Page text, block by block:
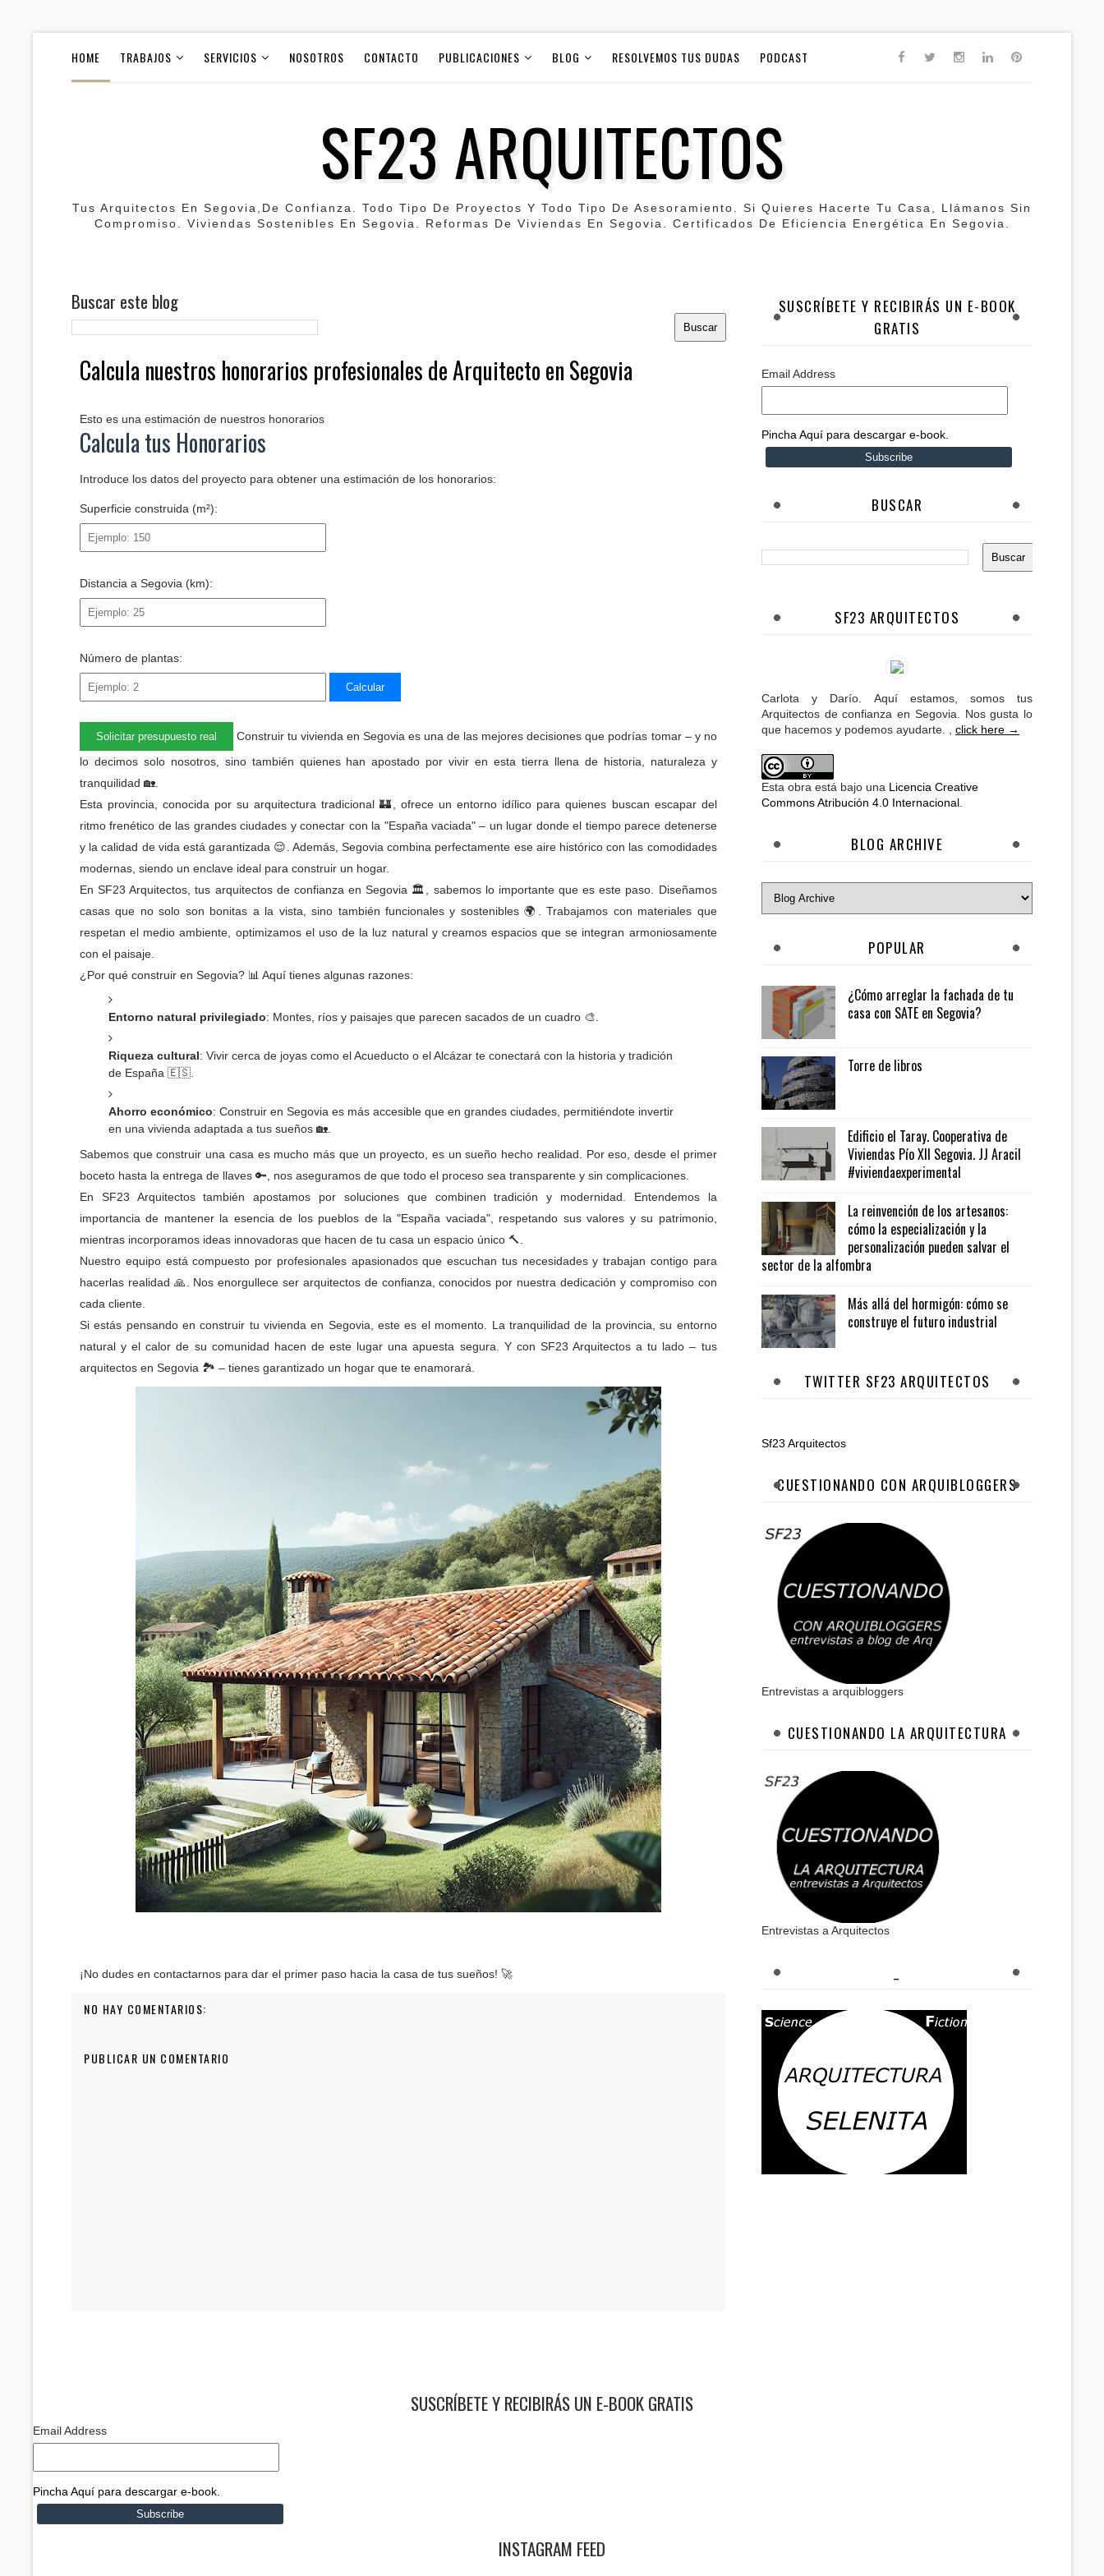
HOME TRABAJOS SERVICIOS NOSOTROS CONTACTO PUBLICACIONES BLOG RESOLVEMOS TUS DUDAS PODCAST
SF23 ARQUITECTOS
Tus Arquitectos En Segovia,de Confianza. Todo Tipo De Proyectos Y Todo Tipo De Asesoramiento. Si Quieres Hacerte Tu Casa, Llámanos Sin
Compromiso. Viviendas Sostenibles En Segovia. Reformas De Viviendas En Segovia. Certificados De Eficiencia Energética En Segovia.
Buscar este blog
Calcula nuestros honorarios profesionales de Arquitecto en Segovia
Esto es una estimación de nuestros honorarios
Calcula tus Honorarios
Introduce los datos del proyecto para obtener una estimación de los honorarios:
Superficie construida (m²):
Distancia a Segovia (km):
Número de plantas:
Calcular
Solicitar presupuesto real
Construir tu vivienda en Segovia es una de las mejores decisiones que podrías tomar – y no
lo decimos solo nosotros, sino también quienes han apostado por vivir en esta tierra llena de historia, naturaleza y
tranquilidad 🏡.
Esta provincia, conocida por su arquitectura tradicional 🏰, ofrece un entorno idílico para quienes buscan escapar del
ritmo frenético de las grandes ciudades y conectar con la "España vaciada" – un lugar donde el tiempo parece detenerse
y la calidad de vida está garantizada 😌. Además, Segovia combina perfectamente ese aire histórico con las comodidades
modernas, siendo un enclave ideal para construir un hogar.
En SF23 Arquitectos, tus arquitectos de confianza en Segovia 🏛️, sabemos lo importante que es este paso. Diseñamos
casas que no solo son bonitas a la vista, sino también funcionales y sostenibles 🌍. Trabajamos con materiales que
respetan el medio ambiente, optimizamos el uso de la luz natural y creamos espacios que se integran armoniosamente
con el paisaje.
¿Por qué construir en Segovia? 📊 Aquí tienes algunas razones:
Entorno natural privilegiado: Montes, ríos y paisajes que parecen sacados de un cuadro 🎨.
Riqueza cultural: Vivir cerca de joyas como el Acueducto o el Alcázar te conectará con la historia y tradición
de España 🇪🇸.
Ahorro económico: Construir en Segovia es más accesible que en grandes ciudades, permitiéndote invertir
en una vivienda adaptada a tus sueños 🏡.
Sabemos que construir una casa es mucho más que un proyecto, es un sueño hecho realidad. Por eso, desde el primer
boceto hasta la entrega de llaves 🔑, nos aseguramos de que todo el proceso sea transparente y sin complicaciones.
En SF23 Arquitectos también apostamos por soluciones que combinen tradición y modernidad. Entendemos la
importancia de mantener la esencia de los pueblos de la "España vaciada", respetando sus valores y su patrimonio,
mientras incorporamos ideas innovadoras que hacen de tu casa un espacio único 🔨.
Nuestro equipo está compuesto por profesionales apasionados que escuchan tus necesidades y trabajan contigo para
hacerlas realidad 🙏. Nos enorgullece ser arquitectos de confianza, conocidos por nuestra dedicación y compromiso con
cada cliente.
Si estás pensando en construir tu vivienda en Segovia, este es el momento. La tranquilidad de la provincia, su entorno
natural y el calor de su comunidad hacen de este lugar una apuesta segura. Y con SF23 Arquitectos a tu lado – tus
arquitectos en Segovia 🏞️ – tienes garantizado un hogar que te enamorará.
¡No dudes en contactarnos para dar el primer paso hacia la casa de tus sueños! 🚀
NO HAY COMENTARIOS:
PUBLICAR UN COMENTARIO
SUSCRÍBETE Y RECIBIRÁS UN E-BOOK
GRATIS
Email Address
Pincha Aquí para descargar e-book.
BUSCAR
SF23 ARQUITECTOS
Carlota y Darío. Aquí estamos, somos tus
Arquitectos de confianza en Segovia. Nos gusta lo
que hacemos y podemos ayudarte. , click here →
Esta obra está bajo una Licencia Creative
Commons Atribución 4.0 Internacional
BLOG ARCHIVE
POPULAR
¿Cómo arreglar la fachada de tu
casa con SATE en Segovia?
Torre de libros
Edificio el Taray. Cooperativa de
Viviendas Pío XII Segovia. JJ Aracil
#viviendaexperimental
La reinvención de los artesanos:
cómo la especialización y la
personalización pueden salvar el
sector de la alfombra
Más allá del hormigón: cómo se
construye el futuro industrial
TWITTER SF23 ARQUITECTOS
Sf23 Arquitectos
CUESTIONANDO CON ARQUIBLOGGERS
Entrevistas a arquibloggers
CUESTIONANDO LA ARQUITECTURA
Entrevistas a Arquitectos
SUSCRÍBETE Y RECIBIRÁS UN E-BOOK GRATIS
Email Address
Pincha Aquí para descargar e-book.
INSTAGRAM FEED